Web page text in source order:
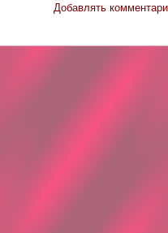
Добавлять